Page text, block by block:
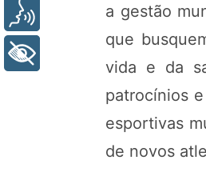
a gestão
que
vida e da
patrocínios
esportivas
de novos